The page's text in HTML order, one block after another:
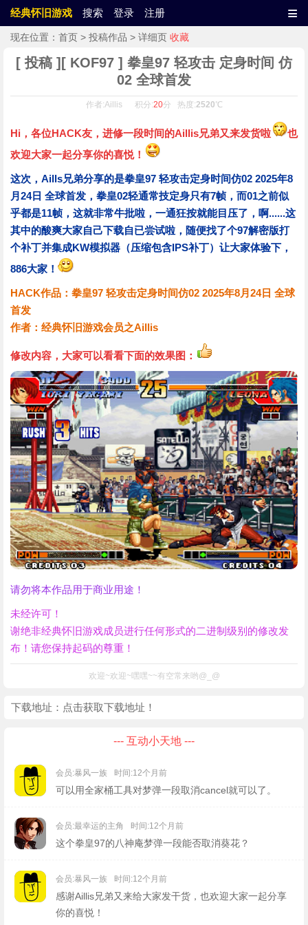
经典怀旧游戏 搜索 登录 注册 ≡
现在位置： 首页 > 投稿作品 > 详细页 收藏
[ 投稿 ][ KOF97 ] 拳皇97 轻攻击 定身时间 仿
02 全球首发
作者:Aillis 积分:20分 热度:2520℃
Hi，各位HACK友，进修一段时间的Aillis兄弟又来发货啦
也
欢迎大家一起分享你的喜悦！
这次，Aills兄弟分享的是拳皇97 轻攻击定身时间仿02 2025年8
月24日 全球首发，拳皇02轻通常技定身只有7帧，而01之前似
乎都是11帧，这就非常牛批啦，一通狂按就能目压了，啊......这
其中的酸爽大家自己下载自已尝试啦，随便找了个97解密版打
个补丁并集成KW模拟器（压缩包含IPS补丁）让大家体验下，
886大家！
HACK作品：拳皇97 轻攻击定身时间仿02 2025年8月24日 全球
首发
作者：经典怀旧游戏会员之Aillis
修改内容，大家可以看看下面的效果图：
请勿将本作品用于商业用途！
未经许可！
谢绝非经典怀旧游戏成员进行任何形式的二进制级别的修改发
布！请您保持起码的尊重！
欢迎~欢迎~嘿嘿~~有空常来哟@_@
下载地址： 点击获取下载地址！
--- 互动小天地 ---
会员:暴风一族 时间:12个月前
可以用全家桶工具对梦弹一段取消cancel就可以了。
会员:最幸运的主角 时间:12个月前
这个拳皇97的八神庵梦弹一段能否取消葵花？
会员:暴风一族 时间:12个月前
感谢Aillis兄弟又来给大家发干货，也欢迎大家一起分享
你的喜悦！